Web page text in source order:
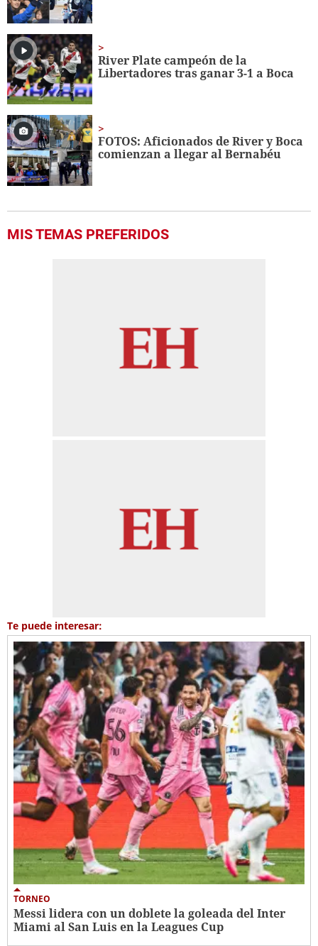
River Plate campeón de la
Libertadores tras ganar 3-1 a Boca
FOTOS: Aficionados de River y Boca
comienzan a llegar al Bernabéu
MIS TEMAS PREFERIDOS
Te puede interesar:
TORNEO
Messi lidera con un doblete la goleada del Inter
Miami al San Luis en la Leagues Cup